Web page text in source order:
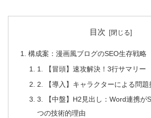
目次
構成案：漫画風ブログのSEO生存戦略
1. 【冒頭】速攻解決！3行サマリー
2. 【導入】キャラクターによる問題
3. 【中盤】H2見出し：Word連携が
つの技術的理由